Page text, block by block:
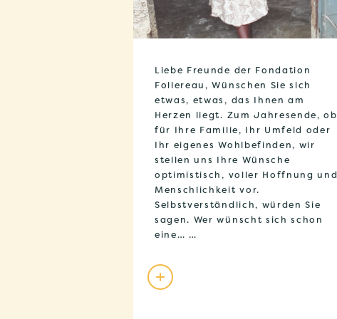
Liebe Freunde der Fondation
Follereau, Wünschen Sie sich
etwas, etwas, das Ihnen am
Herzen liegt. Zum Jahresende, ob
für Ihre Familie, Ihr Umfeld oder
Ihr eigenes Wohlbefinden, wir
stellen uns Ihre Wünsche
optimistisch, voller Hoffnung und
Menschlichkeit vor.
Selbstverständlich, würden Sie
sagen. Wer wünscht sich schon
eine… …